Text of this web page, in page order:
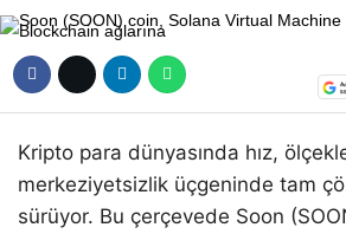
Kripto para dünyasında hız,
merkeziyetsizlik üçgeninde tam
sürüyor. Bu çerçevede Soon